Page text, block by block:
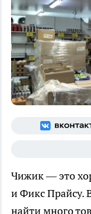
Чижик — это
и Фикс Прайсу.
найти много